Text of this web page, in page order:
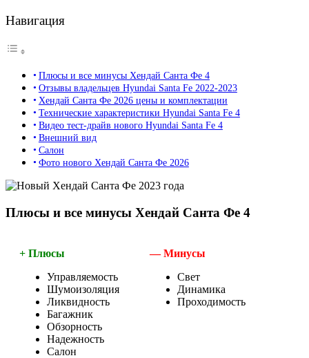
Навигация
Плюсы и все минусы Хендай Санта Фе 4
Отзывы владельцев Hyundai Santa Fe 2022-2023
Хендай Санта Фе 2026 цены и комплектации
Технические характеристики Hyundai Santa Fe 4
Видео тест-драйв нового Hyundai Santa Fe 4
Внешний вид
Салон
Фото нового Хендай Санта Фе 2026
Плюсы и все минусы Хендай Санта Фе 4
+ Плюсы
Управляемость
Шумоизоляция
Ликвидность
Багажник
Обзорность
Надежность
Салон
— Минусы
Свет
Динамика
Проходимость